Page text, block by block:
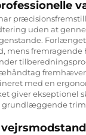
uden at
mens fremragende
med en
giver ekseptionel
grundlæggende